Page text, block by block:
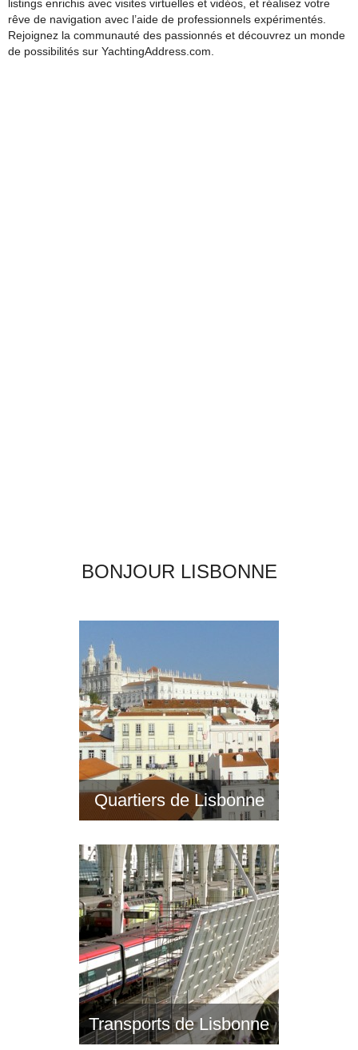
listings enrichis avec visites virtuelles et vidéos, et réalisez votre
rêve de navigation avec l’aide de professionnels expérimentés.
Rejoignez la communauté des passionnés et découvrez un monde
de possibilités sur YachtingAddress.com.
BONJOUR LISBONNE
Quartiers de Lisbonne
Transports de Lisbonne